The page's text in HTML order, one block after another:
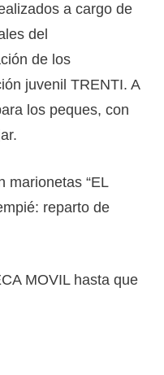
a cargo de
del
de los
juvenil TRENTI. A
los peques, con
marionetas “EL
reparto de
MOVIL hasta que